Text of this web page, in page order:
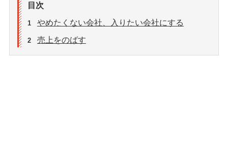
目次
1 やめたくない会社、入りたい会社にする
2 売上をのばす